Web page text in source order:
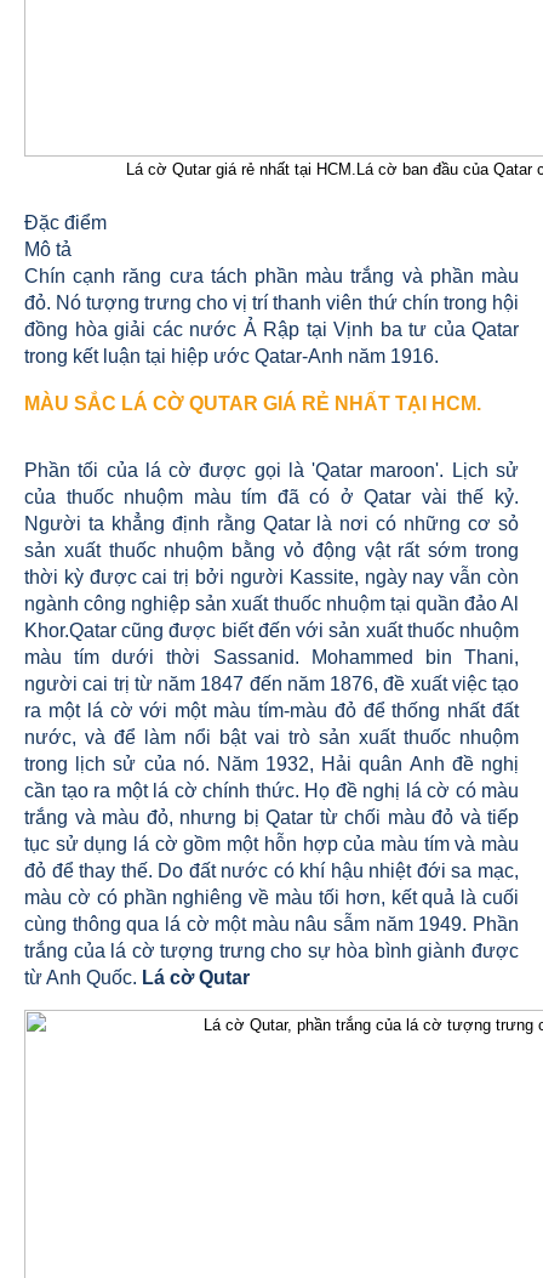
Lá cờ Qutar giá rẻ nhất tại HCM.Lá cờ ban đầu của
Đặc điểm
Mô tả
Chín cạnh răng cưa tách phần màu trắng và phần màu
đỏ. Nó tượng trưng cho vị trí thanh viên thứ chín trong hội
đồng hòa giải các nước Ả Rập tại Vịnh ba tư của Qatar
trong kết luận tại hiệp ước Qatar-Anh năm 1916.
MÀU SẮC LÁ CỜ QUTAR GIÁ RẺ NHẤT TẠI HCM.
Phần tối của lá cờ được gọi là 'Qatar maroon'. Lịch sử
của thuốc nhuộm màu tím đã có ở Qatar vài thế kỷ.
Người ta khẳng định rằng Qatar là nơi có những cơ sỏ
sản xuất thuốc nhuộm bằng vỏ động vật rất sớm trong
thời kỳ được cai trị bởi người Kassite, ngày nay vẫn còn
ngành công nghiệp sản xuất thuốc nhuộm tại quần đảo Al
Khor.Qatar cũng được biết đến với sản xuất thuốc nhuộm
màu tím dưới thời Sassanid. Mohammed bin Thani,
người cai trị từ năm 1847 đến năm 1876, đề xuất việc tạo
ra một lá cờ với một màu tím-màu đỏ để thống nhất đất
nước, và để làm nổi bật vai trò sản xuất thuốc nhuộm
trong lịch sử của nó. Năm 1932, Hải quân Anh đề nghị
cần tạo ra một lá cờ chính thức. Họ đề nghị lá cờ có màu
trắng và màu đỏ, nhưng bị Qatar từ chối màu đỏ và tiếp
tục sử dụng lá cờ gồm một hỗn hợp của màu tím và màu
đỏ để thay thế. Do đất nước có khí hậu nhiệt đới sa mạc,
màu cờ có phần nghiêng về màu tối hơn, kết quả là cuối
cùng thông qua lá cờ một màu nâu sẫm năm 1949. Phần
trắng của lá cờ tượng trưng cho sự hòa bình giành được
từ Anh Quốc. Lá cờ Qutar